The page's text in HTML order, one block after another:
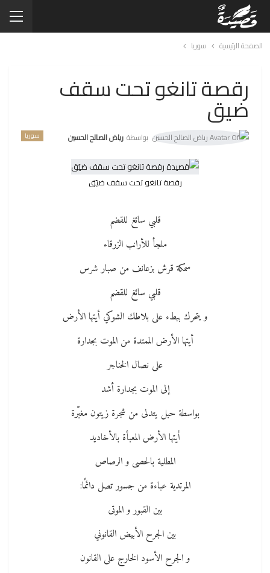
الصفحة الرئيسية سوريا
رقصة تانغو تحت سقف
ضيق
سوريا بواسطة رياض الصالح الحسين
رقصة تانغو تحت سقف ضيّق
قلبي سائغ للقضم
ملجأ للأرانب الزرقاء
سمكة قرش بزعانف من صبار شرس
قلبي سائغ للقضم
و يتحرك ببطء على بلاطك الشوكي أيتها الأرض
أيتها الأرض الممتدة من الموت بجدارة
على نصال الخناجر
إلى الموت بجدارة أشد
بواسطة حبل يتدلى من شجرة زيتون مغبّرة
أيتها الأرض المعبأة بالأخاديد
المطلية بالحصى و الرصاص
المرتدية عباءة من جسور تصل دائمًا:
بين القبور و الموتى
بين الجرح الأبيض القانوني
و الجرح الأسود الخارج على القانون